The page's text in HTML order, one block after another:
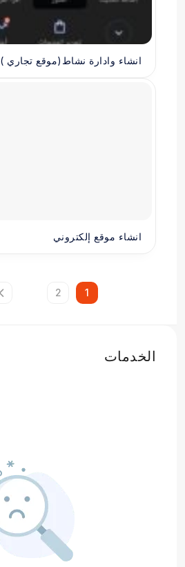
انشاء وادارة نشاط(موقع تجاري )
انشاء موقع إلكتروني
1
2
الخدمات